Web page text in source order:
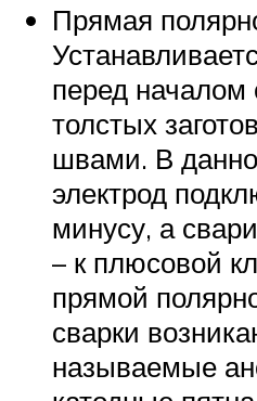
Прямая
перед началом
толстых
швами. В
электрод
минусу, а
– к плюсовой
прямой
сварки
называемые